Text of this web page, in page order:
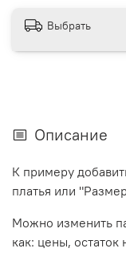
Выбрать
Описание
К примеру
платья или
Можно изменить
как: цены, остаток